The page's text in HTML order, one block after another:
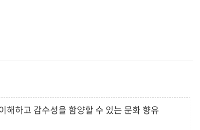
해하고 감수성을 함양할 수 있는 문화 향유